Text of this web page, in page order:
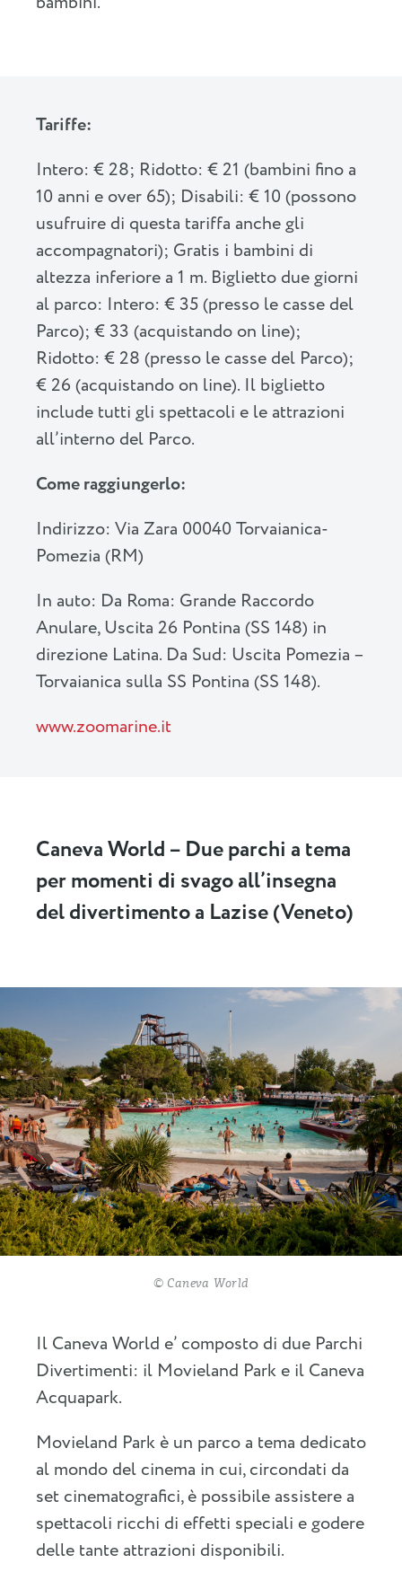
Tariffe:
Intero: € 28; Ridotto: € 21 (bambini fino a
10 anni e over 65); Disabili: € 10 (possono
usufruire di questa tariffa anche gli
accompagnatori); Gratis i bambini di
altezza inferiore a 1 m. Biglietto due giorni
al parco: Intero: € 35 (presso le casse del
Parco); € 33 (acquistando on line);
Ridotto: € 28 (presso le casse del Parco);
€ 26 (acquistando on line). Il biglietto
include tutti gli spettacoli e le attrazioni
all’interno del Parco.
Come raggiungerlo:
Indirizzo: Via Zara 00040 Torvaianica-
Pomezia (RM)
In auto: Da Roma: Grande Raccordo
Anulare, Uscita 26 Pontina (SS 148) in
direzione Latina. Da Sud: Uscita Pomezia –
Torvaianica sulla SS Pontina (SS 148).
www.zoomarine.it
Caneva World – Due parchi a tema
per momenti di svago all’insegna
del divertimento a Lazise (Veneto)
© Caneva World
Il Caneva World e’ composto di due Parchi
Divertimenti: il Movieland Park e il Caneva
Acquapark.
Movieland Park è un parco a tema dedicato
al mondo del cinema in cui, circondati da
set cinematografici, è possibile assistere a
spettacoli ricchi di effetti speciali e godere
delle tante attrazioni disponibili.